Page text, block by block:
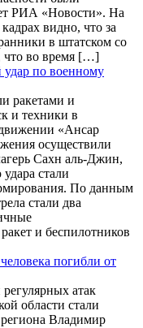
РИА «Новости». На
видно, что за
в штатском со
что во время […]
по военному
ракетами и
и техники в
«Ансар
осуществили
Сахн аль-Джин,
стали
По данным
стали два
и беспилотников
погибли от
атак
области стали
Владимир